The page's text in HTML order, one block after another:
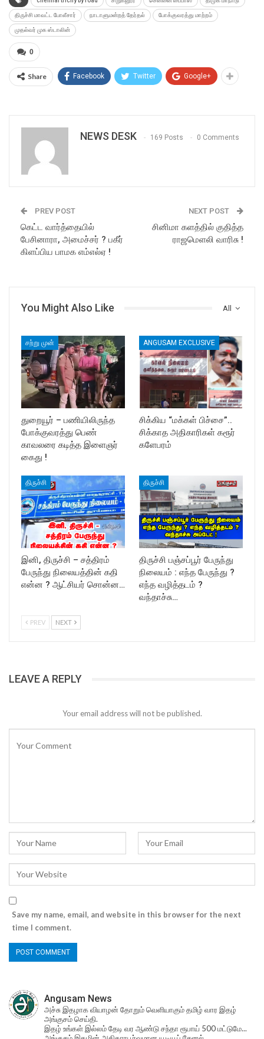
திருச்சி மாவட்ட போலீசார் நாடாளுமன்றத் தேர்தல் போக்குவரத்து மாற்றம்
முதல்வர் முக ஸ்டாலின்
0
Share Facebook Twitter Google+
NEWS DESK 169 Posts 0 Comments
PREV POST
கெட்ட வார்த்தையில்
பேசினாரா, அமைச்சர் ? பகீர்
கிளப்பிய பாமக எம்எல்ஏ !
NEXT POST
சினிமா களத்தில் குதித்த
ராஜமெளலி வாரிசு !
All
You Might Also Like
சற்று முன்
துறையூர் – பணியிலிருந்த
போக்குவரத்து பெண்
காவலரை கடித்த இளைஞர்
கைது !
ANGUSAM EXCLUSIVE
சிக்கிய “மக்கள் பிச்சை”..
சிக்காத அதிகாரிகள் கரூர்
களேபரம்
திருச்சி
இனி, திருச்சி – சத்திரம்
பேருந்து நிலையத்தின் கதி
என்ன ? ஆட்சியர் சொன்ன…
திருச்சி
திருச்சி பஞ்சப்பூர் பேருந்து
நிலையம் : எந்த பேருந்து ?
எந்த வழித்தடம் ?
வந்தாச்சு…
PREV NEXT
LEAVE A REPLY
Your email address will not be published.
Save my name, email, and website in this browser for the next
time I comment.
Angusam News
அச்சு இதழாக வியாழன் தோறும் வெளியாகும் தமிழ் வார இதழ்
அங்குசம் செய்தி.
இதழ் உங்கள் இல்லம் தேடி வர ஆண்டு சந்தா ரூபாய் 500 மட்டுமே...